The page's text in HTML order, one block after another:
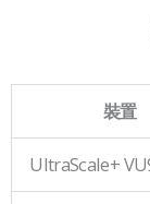
裝置
UltraScale+